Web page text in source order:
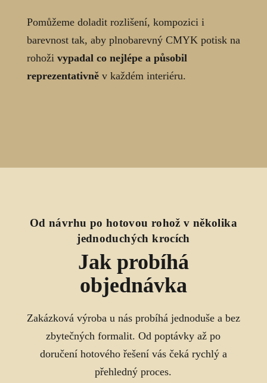
Pomůžeme doladit rozlišení, kompozici i
barevnost tak, aby plnobarevný CMYK potisk na
rohoži vypadal co nejlépe a působil
reprezentativněv každém interiéru.
Od návrhu po hotovou rohož v několika
jednoduchých krocích
Jak probíhá
objednávka
Zakázková výroba u nás probíhá jednoduše a bez
zbytečných formalit. Od poptávky až po
doručení hotového řešení vás čeká rychlý a
přehledný proces.